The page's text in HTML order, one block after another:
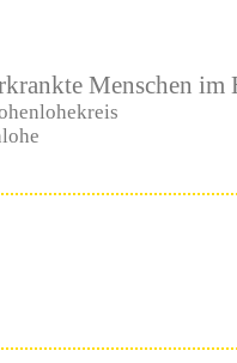
Menschen im